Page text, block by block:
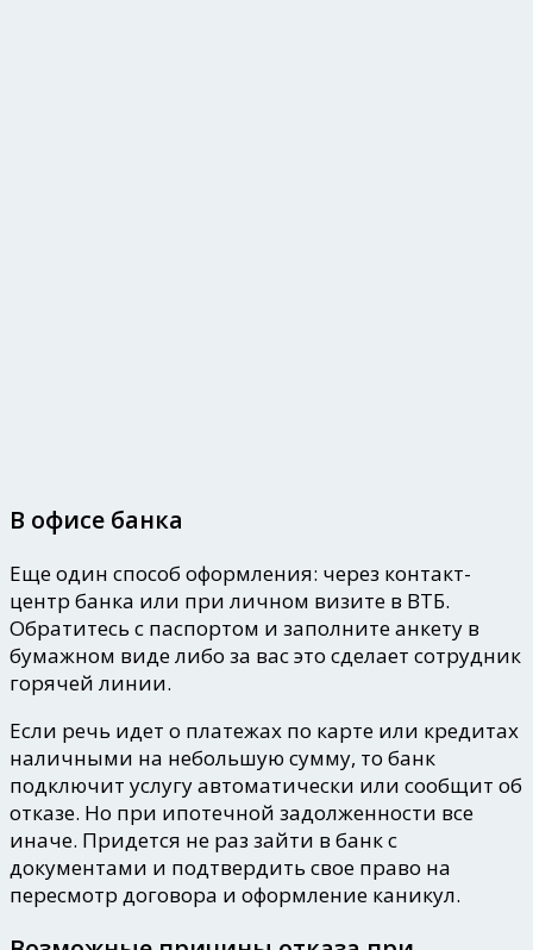
В офисе банка
Еще один способ оформления: через контакт-
центр банка или при личном визите в ВТБ.
Обратитесь с паспортом и заполните анкету в
бумажном виде либо за вас это сделает сотрудник
горячей линии.
Если речь идет о платежах по карте или кредитах
наличными на небольшую сумму, то банк
подключит услугу автоматически или сообщит об
отказе. Но при ипотечной задолженности все
иначе. Придется не раз зайти в банк с
документами и подтвердить свое право на
пересмотр договора и оформление каникул.